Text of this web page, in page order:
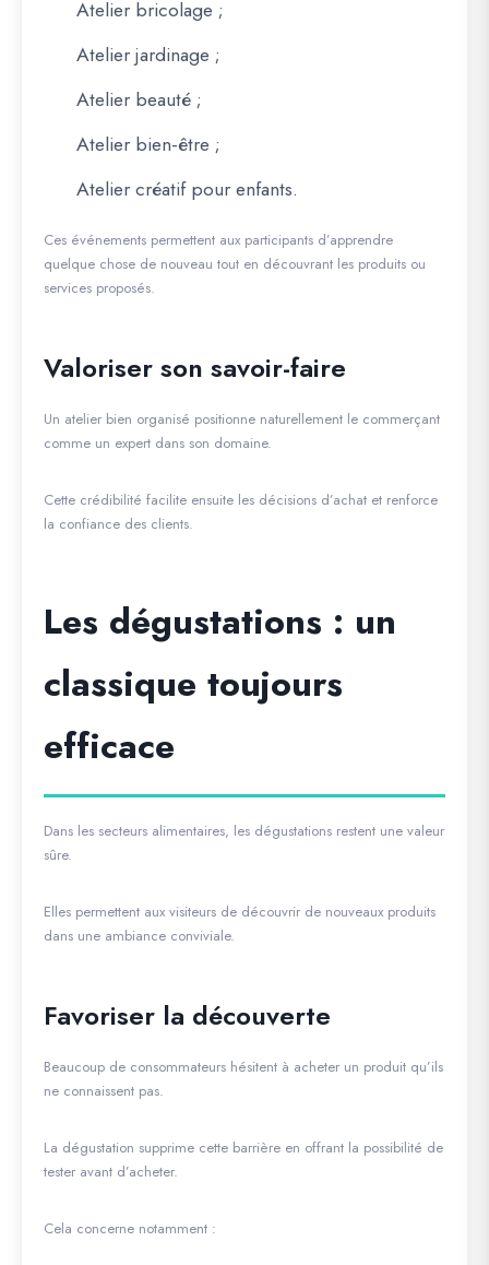
Atelier bricolage ;
Atelier jardinage ;
Atelier beauté ;
Atelier bien-être ;
Atelier créatif pour enfants.
Ces événements permettent aux participants d’apprendre
quelque chose de nouveau tout en découvrant les produits ou
services proposés.
Valoriser son savoir-faire
Un atelier bien organisé positionne naturellement le commerçant
comme un expert dans son domaine.
Cette crédibilité facilite ensuite les décisions d’achat et renforce
la confiance des clients.
Les dégustations : un
classique toujours
efficace
Dans les secteurs alimentaires, les dégustations restent une valeur
sûre.
Elles permettent aux visiteurs de découvrir de nouveaux produits
dans une ambiance conviviale.
Favoriser la découverte
Beaucoup de consommateurs hésitent à acheter un produit qu’ils
ne connaissent pas.
La dégustation supprime cette barrière en offrant la possibilité de
tester avant d’acheter.
Cela concerne notamment :